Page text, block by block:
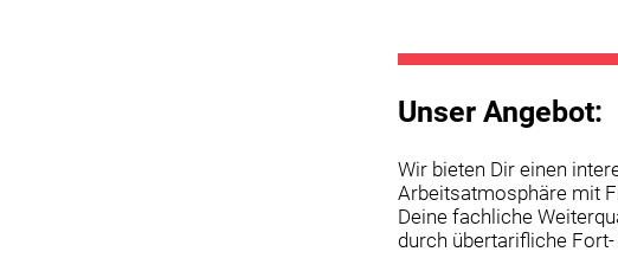
Unser Angebot:
Wir bieten Dir einen
Arbeitsatmosphäre mit
Deine fachliche
durch übertarifliche